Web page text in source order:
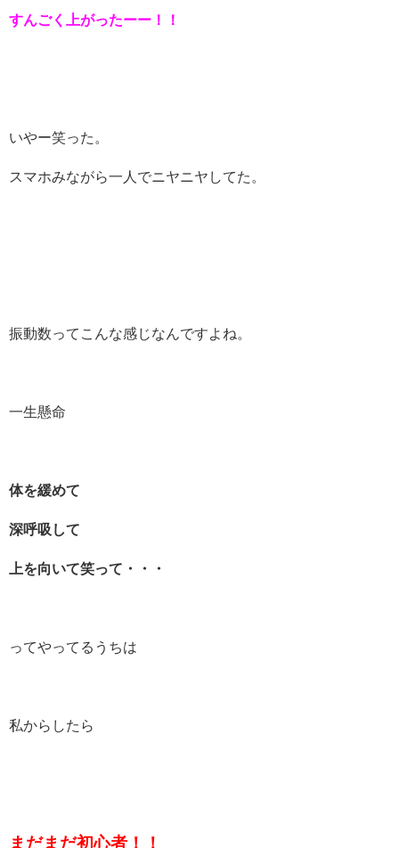
すんごく上がったーー！！
いやー笑った。
スマホみながら一人でニヤニヤしてた。
振動数ってこんな感じなんですよね。
一生懸命
体を緩めて
深呼吸して
上を向いて笑って・・・
ってやってるうちは
私からしたら
まだまだ初心者！！